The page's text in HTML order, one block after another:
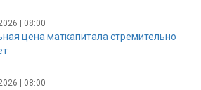
| 08:00
цена маткапитала стремительно
| 08:00